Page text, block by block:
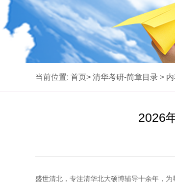
当前位置: 首页> 清华考研-简章目录 >
2026
盛世清北，专注清华北大硕博辅导十余年，